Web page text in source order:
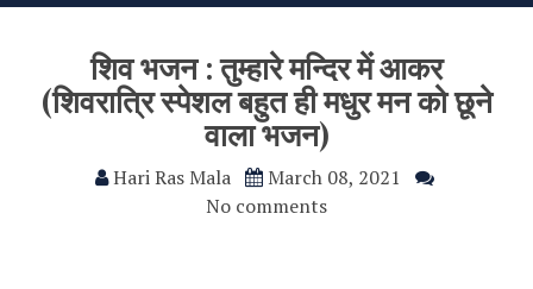
शिव भजन : तुम्हारे मन्दिर में आकर
(शिवरात्रि स्पेशल बहुत ही मधुर मन को छूने
वाला भजन)
Hari Ras Mala
March 08, 2021
No comments